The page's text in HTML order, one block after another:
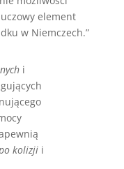
element
w Niemczech.”
i
kolizjii